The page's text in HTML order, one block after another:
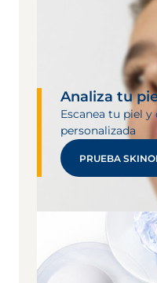
Analiza tu
Escanea tu piel
personalizada
PRUEBA